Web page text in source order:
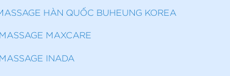
HÀN QUỐC BUHEUNG KOREA
MAXCARE
INADA